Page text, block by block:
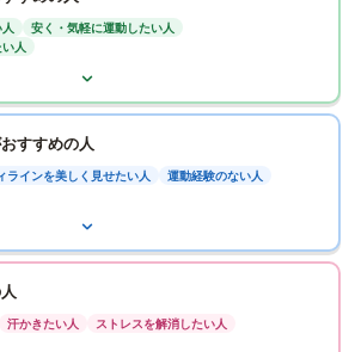
安く・気軽に運動したい人
人
すすめの人
ラインを美しく見せたい人 運動経験のない人
汗かきたい人 ストレスを解消したい人